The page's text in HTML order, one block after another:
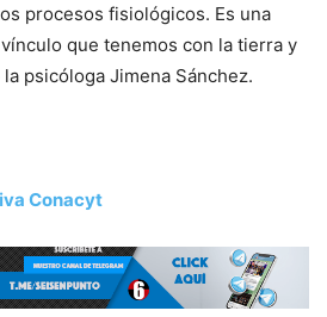
procesos fisiológicos. Es una
que tenemos con la tierra y
psicóloga Jimena Sánchez.
Conacyt